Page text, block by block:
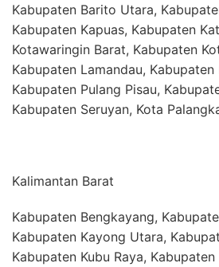
Kabupaten Barito Utara,
Kabupaten Kapuas, Kabupaten
Kotawaringin Barat, Kabupaten
Kabupaten Lamandau, Kabupaten
Kabupaten Pulang Pisau,
Kabupaten Seruyan, Kota
Kalimantan Barat
Kabupaten Bengkayang,
Kabupaten Kayong Utara,
Kabupaten Kubu Raya,